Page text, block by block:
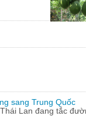
sang Trung Quốc
Lan đang tắc